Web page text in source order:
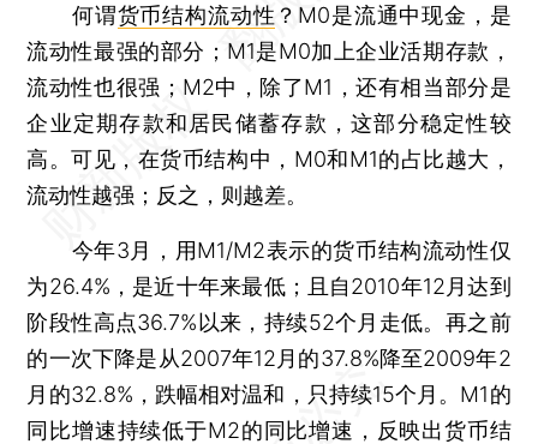
何谓货币结构流动性 ？M0是流通中现金，是
流动性最强的部分；M1是M0加上企业活期存款，
流动性也很强；M2中，除了M1，还有相当部分是
企业定期存款和居民储蓄存款，这部分稳定性较
高。可见，在货币结构中，M0和M1的占比越大，
流动性越强；反之，则越差。
今年3月，用M1/M2表示的货币结构流动性仅
为26.4%，是近十年来最低；且自2010年12月达到
阶段性高点36.7%以来，持续52个月走低。再之前
的一次下降是从2007年12月的37.8%降至2009年2
月的32.8%，跌幅相对温和，只持续15个月。M1的
同比增速持续低于M2的同比增速，反映出货币结